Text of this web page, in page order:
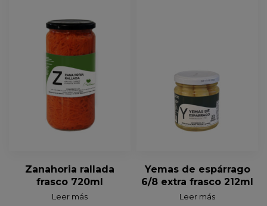
Zanahoria rallada
frasco 720ml
Leer más
Yemas de espárrago
6/8 extra frasco 212ml
Leer más